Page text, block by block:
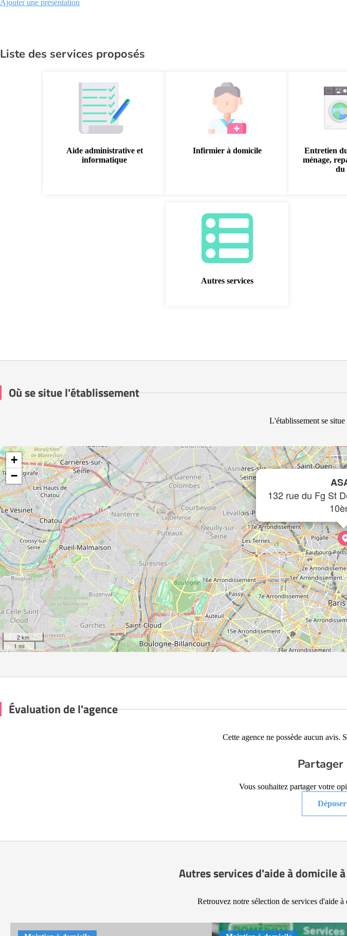
Ajouter une présentation
Liste des services proposés
Aide administrative et
informatique
Infirmier à domicile
Entretien
ménage,
du
Autres services
Où se situe l'établissement
L'établissement se
132 rue du Fg St
+
−
2 km
1 mi
Évaluation de l'agence
Cette agence ne possède aucun avis.
Partager
Vous souhaitez partager votre
Autres services d'aide à domicile
Retrouvez notre sélection de services d'aide